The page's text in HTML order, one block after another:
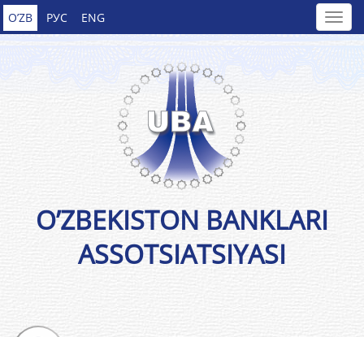
O’ZB РУС ENG
O’ZBEKISTON BANKLARI
ASSOTSIATSIYASI